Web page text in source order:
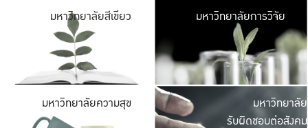
มหาวิทยาลัยสีเขียว มหาวิ
มีพื้นที่เขียวสดใส
เป็นป่าในเมือง เกษต
มหาวิทยาลัยการวิจัย
มหาวิทยาลัยความสุข มหาวิ
ค
มหาวิทยาลัย
รับผิดชอบต่อสังคม